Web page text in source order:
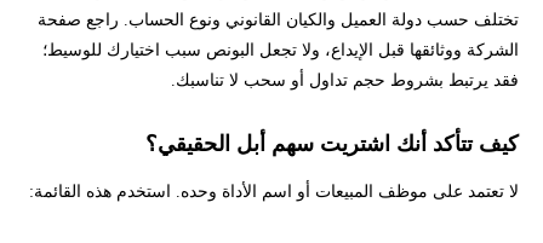
تختلف حسب دولة العميل والكيان القانوني ونوع الحساب. راجع صفحة
الشركة ووثائقها قبل الإيداع، ولا تجعل البونص سبب اختيارك للوسيط؛
فقد يرتبط بشروط حجم تداول أو سحب لا تناسبك.
كيف تتأكد أنك اشتريت سهم أبل الحقيقي؟
لا تعتمد على موظف المبيعات أو اسم الأداة وحده. استخدم هذه القائمة: